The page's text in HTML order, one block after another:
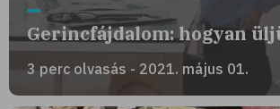
Gerincfájdalom: hogyan
3 perc olvasás - 2021. május 01.